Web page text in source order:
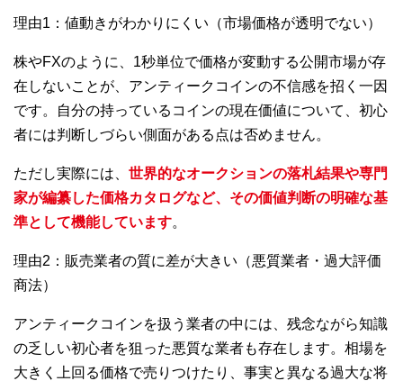
理由1：値動きがわかりにくい（市場価格が透明でない）
株やFXのように、1秒単位で価格が変動する公開市場が存
在しないことが、アンティークコインの不信感を招く一因
です。自分の持っているコインの現在価値について、初心
者には判断しづらい側面がある点は否めません。
ただし実際には、 世界的なオークションの落札結果や専門
家が編纂した価格カタログなど、その価値判断の明確な基
準として機能しています。
理由2：販売業者の質に差が大きい（悪質業者・過大評価
商法）
アンティークコインを扱う業者の中には、残念ながら知識
の乏しい初心者を狙った悪質な業者も存在します。相場を
大きく上回る価格で売りつけたり、事実と異なる過大な将